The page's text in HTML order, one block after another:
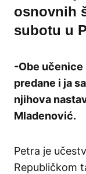
osnovnih
subotu u
-Obe učenice
predane i ja
njihova
Mladenović.
Petra je
Republičkom